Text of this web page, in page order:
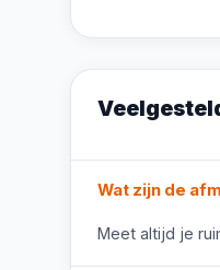
Wat zijn de
Meet altijd je